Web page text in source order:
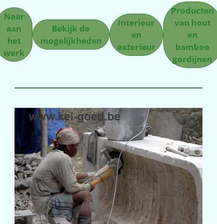
Naar
aan
het
werk
Bekijk de
mogelijkheden
Interieur
en
exterieur
Producten
van hout
en
bamboe
gordijnen